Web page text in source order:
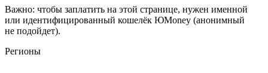
Важно: чтобы заплатить на этой странице, нужен именной
или идентифицированный кошелёк ЮMoney (анонимный
не подойдет).
Регионы